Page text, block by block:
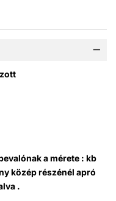
a mérete : kb
közép részénél apró
.